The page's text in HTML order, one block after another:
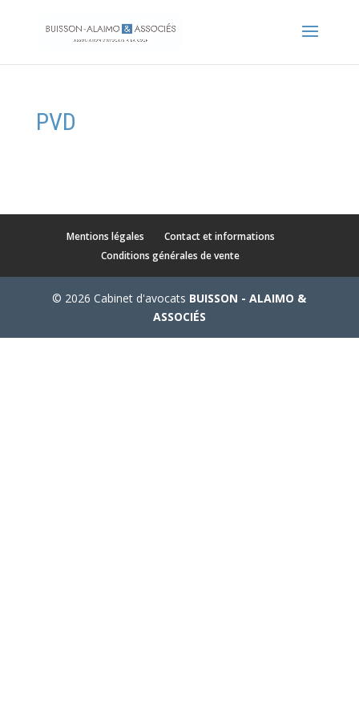
PVD
Mentions légales
Contact et informations
Conditions générales de vente
© 2026 Cabinet d'avocats BUISSON - ALAIMO &
ASSOCIÉS